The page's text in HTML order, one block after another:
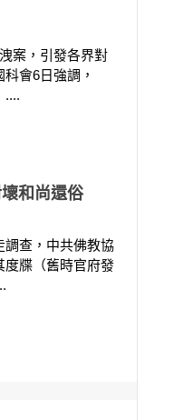
案，引發各界對
會6日強調，
....
和尚還俗
調查，中共佛教協
度牒（舊時官府發